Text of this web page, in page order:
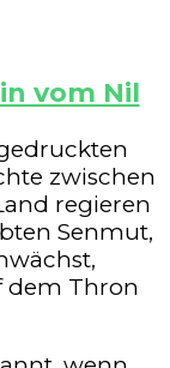
vom Nil
zwischen
regieren
Senmut,
dem Thron